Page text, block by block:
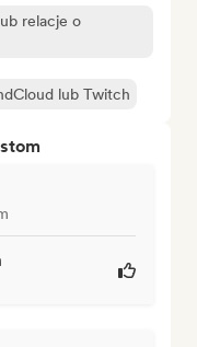
relacje o
lub Twitch